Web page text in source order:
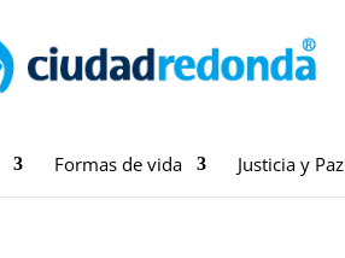
Formas de vida Justicia y Paz